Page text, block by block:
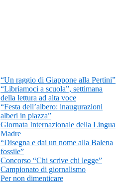
“Un raggio di Giappone alla Pertini”
“Libriamoci a scuola”, settimana
della lettura ad alta voce
“Festa dell’albero: inaugurazioni
alberi in piazza”
Giornata Internazionale della Lingua
Madre
“Disegna e dai un nome alla Balena
fossile”
Concorso “Chi scrive chi legge”
Campionato di giornalismo
Per non dimenticare